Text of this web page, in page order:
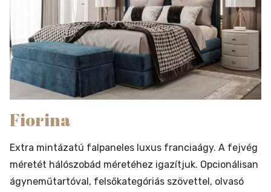
Fiorina
Extra mintázatú falpaneles luxus franciaágy. A fejvég
méretét hálószobád méretéhez igazítjuk. Opcionálisan
ágyneműtartóval, felsőkategóriás szövettel, olvasó